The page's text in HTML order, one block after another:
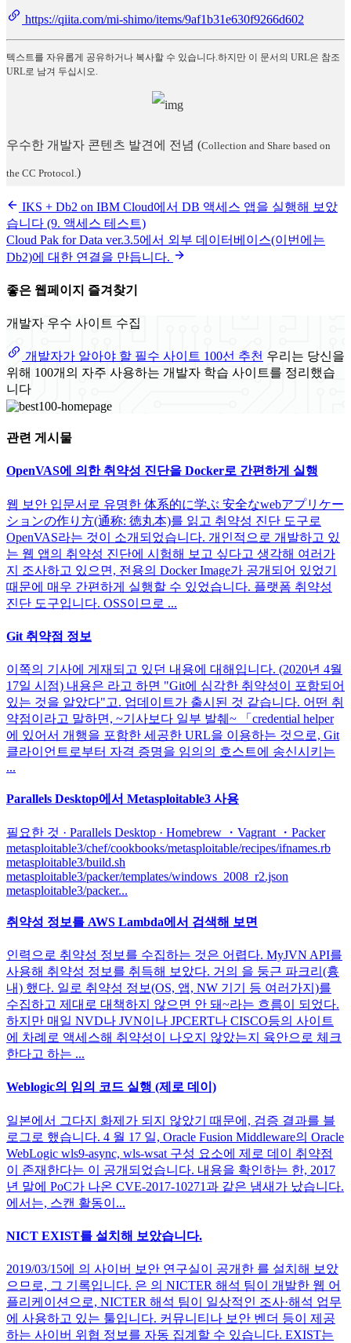
https://qiita.com/mi-shimo/items/9af1b31e630f9266d602
텍스트를 자유롭게 공유하거나 복사할 수 있습니다.하지만 이 문서의 URL은 참조
URL로 남겨 두십시오.
우수한 개발자 콘텐츠 발견에 전념 (Collection and Share based on
the CC Protocol. )
IKS + Db2 on IBM Cloud에서 DB 액세스 앱을 실행해 보았
습니다 (9. 액세스 테스트)
Cloud Pak for Data ver.3.5에서 외부 데이터베이스(이번에는
Db2)에 대한 연결을 만듭니다.
좋은 웹페이지 즐겨찾기
개발자 우수 사이트 수집
개발자가 알아야 할 필수 사이트 100선 추천 우리는 당신을
위해 100개의 자주 사용하는 개발자 학습 사이트를 정리했습
니다
관련 게시물
OpenVAS에 의한 취약성 진단을 Docker로 간편하게 실행
웹 보안 입문서로 유명한 体系的に学ぶ 安全なwebアプリケー
ションの作り方(通称: 徳丸本)를 읽고 취약성 진단 도구로
OpenVAS라는 것이 소개되었습니다. 개인적으로 개발하고 있
는 웹 앱의 취약성 진단에 시험해 보고 싶다고 생각해 여러가
지 조사하고 있으면, 전용의 Docker Image가 공개되어 있었기
때문에 매우 간편하게 실행할 수 있었습니다. 플랫폼 취약성
진단 도구입니다. OSS이므로 ...
Git 취약점 정보
이쪽의 기사에 게재되고 있던 내용에 대해입니다. (2020년 4월
17일 시점) 내용은 라고 하면 "Git에 심각한 취약성이 포함되어
있는 것을 알았다"고. 업데이트가 출시된 것 같습니다. 어떤 취
약점이라고 말하면, ~기사보다 일부 발췌~ 「credential helper
에 있어서 개행을 포함한 세공한 URL을 이용하는 것으로, Git
클라이언트로부터 자격 증명을 임의의 호스트에 송신시키는
...
Parallels Desktop에서 Metasploitable3 사용
필요한 것 · Parallels Desktop · Homebrew ・Vagrant ・Packer
metasploitable3/chef/cookbooks/metasploitable/recipes/ifnames.rb
metasploitable3/build.sh
metasploitable3/packer/templates/windows_2008_r2.json
metasploitable3/packer...
취약성 정보를 AWS Lambda에서 검색해 보면
인력으로 취약성 정보를 수집하는 것은 어렵다. MyJVN API를
사용해 취약성 정보를 취득해 보았다. 거의 을 둥근 파크리(흉
내) 했다. 일로 취약성 정보(OS, 앱, NW 기기 등 여러가지)를
수집하고 제대로 대책하지 않으면 안 돼~라는 흐름이 되었다.
하지만 매일 NVD나 JVN이나 JPCERT나 CISCO등의 사이트
에 차례로 액세스해 취약성이 나오지 않았는지 육안으로 체크
한다고 하는 ...
Weblogic의 임의 코드 실행 (제로 데이)
일본에서 그다지 화제가 되지 않았기 때문에, 검증 결과를 블
로그로 했습니다. 4 월 17 일, Oracle Fusion Middleware의 Oracle
WebLogic wls9-async, wls-wsat 구성 요소에 제로 데이 취약점
이 존재한다는 이 공개되었습니다. 내용을 확인하는 한, 2017
년 말에 PoC가 나온 CVE-2017-10271과 같은 냄새가 났습니다.
에서는, 스캔 활동이...
NICT EXIST를 설치해 보았습니다.
2019/03/15에 의 사이버 보안 연구실이 공개한 를 설치해 보았
으므로, 그 기록입니다. 은 의 NICTER 해석 팀이 개발한 웹 어
플리케이션으로, NICTER 해석 팀이 일상적인 조사·해석 업무
에 사용하고 있는 툴입니다. 커뮤니티나 보안 벤더 등이 제공
하는 사이버 위협 정보를 자동 집계할 수 있습니다. EXIST는